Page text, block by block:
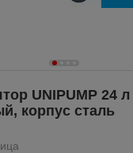
UNIPUMP 24 л
корпус сталь